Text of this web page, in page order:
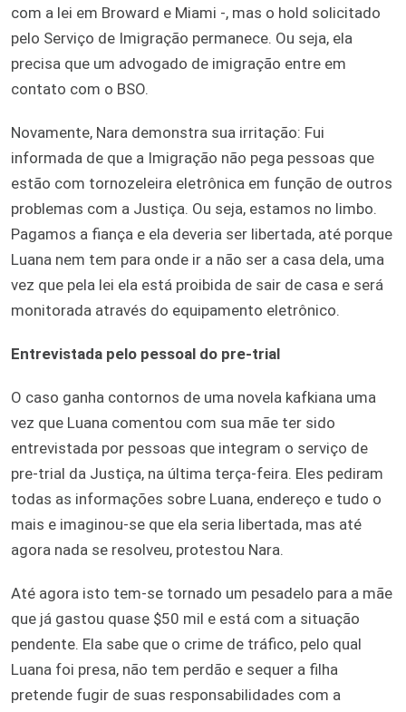
com a lei em Broward e Miami -, mas o hold solicitado
pelo Serviço de Imigração permanece. Ou seja, ela
precisa que um advogado de imigração entre em
contato com o BSO.
Novamente, Nara demonstra sua irritação: Fui
informada de que a Imigração não pega pessoas que
estão com tornozeleira eletrônica em função de outros
problemas com a Justiça. Ou seja, estamos no limbo.
Pagamos a fiança e ela deveria ser libertada, até porque
Luana nem tem para onde ir a não ser a casa dela, uma
vez que pela lei ela está proibida de sair de casa e será
monitorada através do equipamento eletrônico.
Entrevistada pelo pessoal do pre-trial
O caso ganha contornos de uma novela kafkiana uma
vez que Luana comentou com sua mãe ter sido
entrevistada por pessoas que integram o serviço de
pre-trial da Justiça, na última terça-feira. Eles pediram
todas as informações sobre Luana, endereço e tudo o
mais e imaginou-se que ela seria libertada, mas até
agora nada se resolveu, protestou Nara.
Até agora isto tem-se tornado um pesadelo para a mãe
que já gastou quase $50 mil e está com a situação
pendente. Ela sabe que o crime de tráfico, pelo qual
Luana foi presa, não tem perdão e sequer a filha
pretende fugir de suas responsabilidades com a